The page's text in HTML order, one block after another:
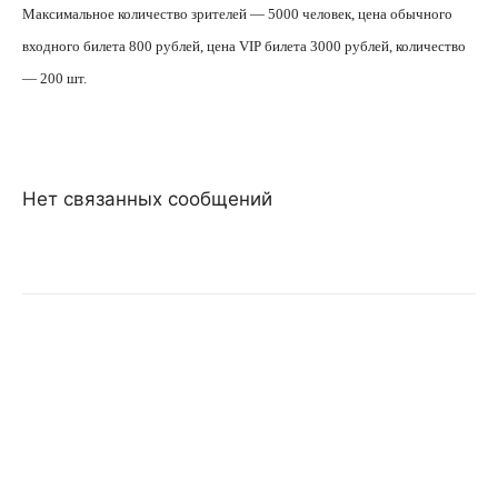
Максимальное количество зрителей — 5000 человек, цена обычного
входного билета 800 рублей, цена VIP билета 3000 рублей, количество
— 200 шт.
Нет связанных сообщений